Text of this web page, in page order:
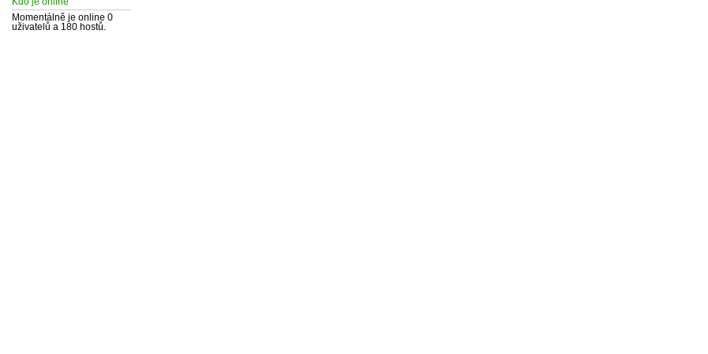
Momentálně je online 0
uživatelů a 180 hostů.